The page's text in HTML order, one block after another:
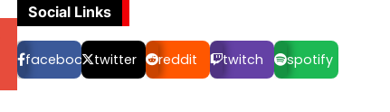
Social Links
facebook twitter reddit twitch spotify